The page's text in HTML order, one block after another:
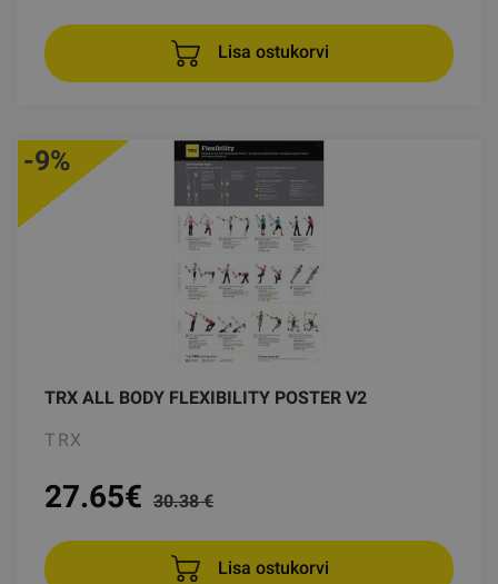
Lisa ostukorvi
TRX ALL BODY FLEXIBILITY POSTER V2
TRX
-9%
27.65€ 30.38 €
Lisa ostukorvi